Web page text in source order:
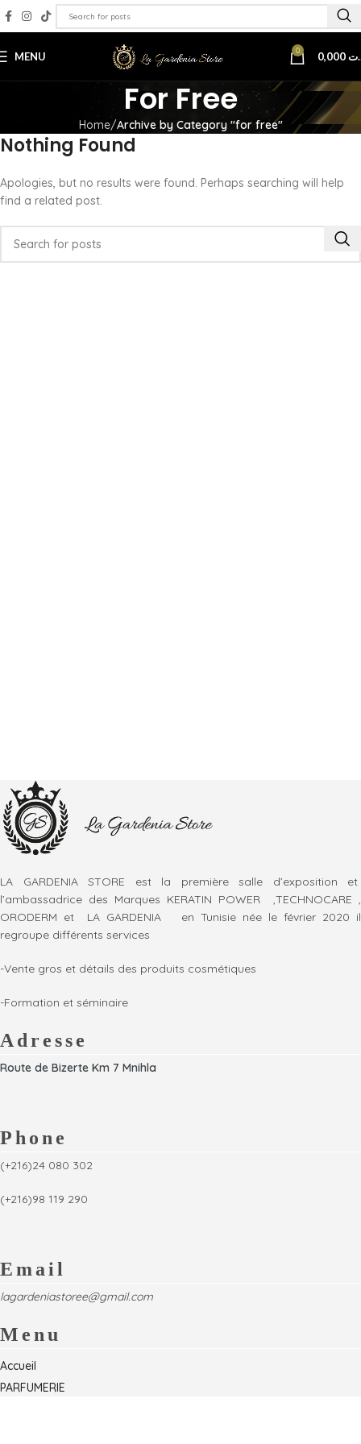
MENU 0
For Free
Home Archive by Category "for free"
Nothing Found
Apologies, but no results were found. Perhaps searching will help
find a related post.
LA GARDENIA STORE est la première salle d’exposition et
l’ambassadrice des Marques KERATIN POWER ,TECHNOCARE ,
ORODERM et LA GARDENIA en Tunisie née le février 2020 il
regroupe différents services
-Vente gros et détails des produits cosmétiques
-Formation et séminaire
Adresse
Route de Bizerte Km 7 Mnihla
Phone
(+216)24 080 302
(+216)98 119 290
Email
lagardeniastoree@gmail.com
Menu
Accueil
PARFUMERIE